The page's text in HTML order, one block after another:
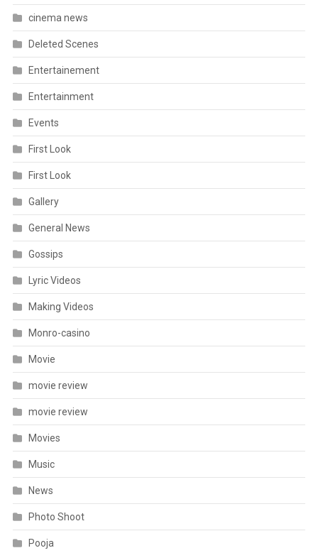
cinema news
Deleted Scenes
Entertainement
Entertainment
Events
First Look
First Look
Gallery
General News
Gossips
Lyric Videos
Making Videos
Monro-casino
Movie
movie review
movie review
Movies
Music
News
Photo Shoot
Pooja